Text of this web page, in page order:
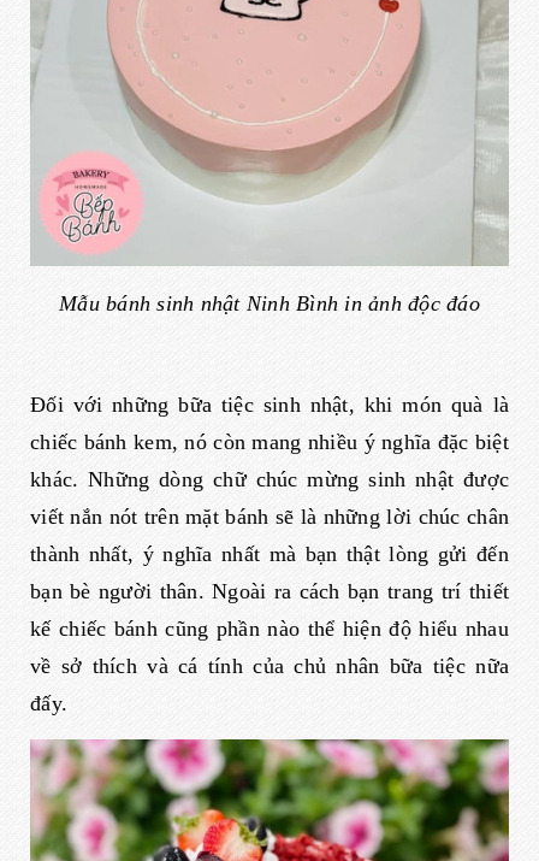
Mẫu bánh sinh nhật Ninh Bình in ảnh độc đáo
Đối với những bữa tiệc sinh nhật, khi món quà là
chiếc bánh kem, nó còn mang nhiều ý nghĩa đặc biệt
khác. Những dòng chữ chúc mừng sinh nhật được
viết nắn nót trên mặt bánh sẽ là những lời chúc chân
thành nhất, ý nghĩa nhất mà bạn thật lòng gửi đến
bạn bè người thân. Ngoài ra cách bạn trang trí thiết
kế chiếc bánh cũng phần nào thể hiện độ hiểu nhau
về sở thích và cá tính của chủ nhân bữa tiệc nữa
đấy.